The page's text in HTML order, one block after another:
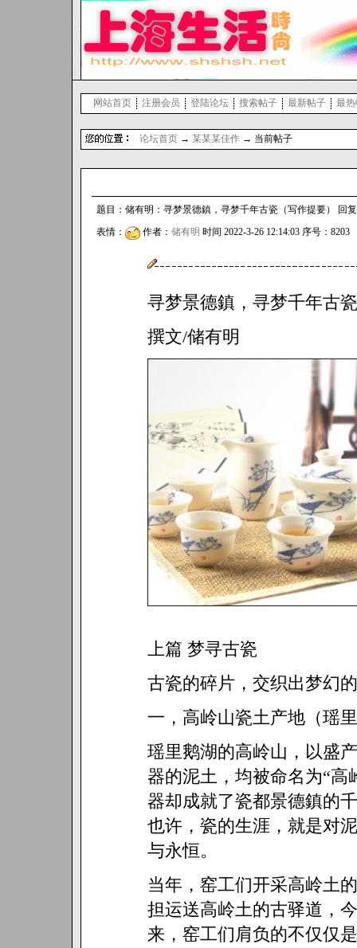
网站首页 注册会员 登陆论坛 搜索帖子 最新帖子 最
论坛首页 → 某某某佳作 → 当前帖子
题目：储有明：寻梦景德鎮，寻梦千年古瓷（写作提要） 回
表情： 作者： 储有明 时间 2022-3-26 12:14:03 序号：8203
寻梦景德鎮，寻梦千年古
撰文/储有明
上篇 梦寻古瓷
古瓷的碎片，交织出梦幻
一，高岭山瓷土产地（瑶
瑶里鹅湖的高岭山，以盛
器的泥土，均被命名为“
器却成就了瓷都景德鎮的
也许，瓷的生涯，就是对
与永恒。
当年，窑工们开采高岭土
担运送高岭土的古驿道，
来，窑工们肩负的不仅仅